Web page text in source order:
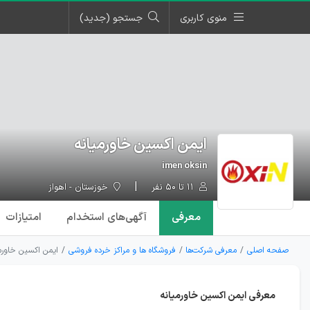
منوی کاربری جستجو (جدید)
ایمن اکسین خاورمیانه
imen oksin
خوزستان - اهواز
معرفی آگهی‌های استخدام امتیازات
صفحه اصلی معرفی شرکت‌ها فروشگاه ها و مراکز خرده فروشی ایمن اکسین
معرفی ایمن اکسین خاورمیانه